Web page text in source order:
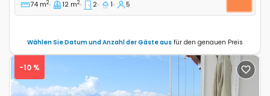
74 m2 12 m2 2 1 5
Wählen Sie Datum und Anzahl der Gäste aus für den genauen Preis
-10 %